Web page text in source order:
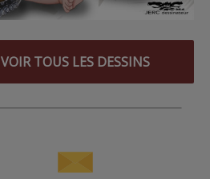
VOIR TOUS LES DESSINS